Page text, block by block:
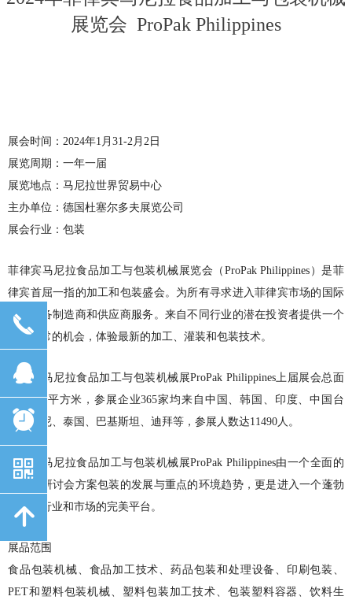
展览会 ProPak Philippines
展会时间：2024年1月31-2月2日
展览周期：一年一届
展览地点：马尼拉世界贸易中心
主办单位：德国杜塞尔多夫展览公司
展会行业：包装
菲律宾马尼拉食品加工与包装机械展览会（ProPak Philippines）是菲
律宾首屈一指的加工和包装盛会。为所有寻求进入菲律宾市场的国际
机械设备制造商和供应商服务。来自不同行业的潜在投资者提供一个
不同寻常的机会，体验最新的加工、灌装和包装技术。
菲律宾马尼拉食品加工与包装机械展ProPak Philippines上届展会总面
积16000平方米，参展企业365家均来自中国、韩国、印度、中国台
湾、印尼、泰国、巴基斯坦、迪拜等，参展人数达11490人。
菲律宾马尼拉食品加工与包装机械展ProPak Philippines由一个全面的
会议和研讨会方案包装的发展与重点的环境趋势，更是进入一个蓬勃
发展的行业和市场的完美平台。
展品范围
食品包装机械、食品加工技术、药品包装和处理设备、印刷包装、
PET和塑料包装机械、塑料包装加工技术、包装塑料容器、饮料生
끅
뀩
뀥
낃
녕